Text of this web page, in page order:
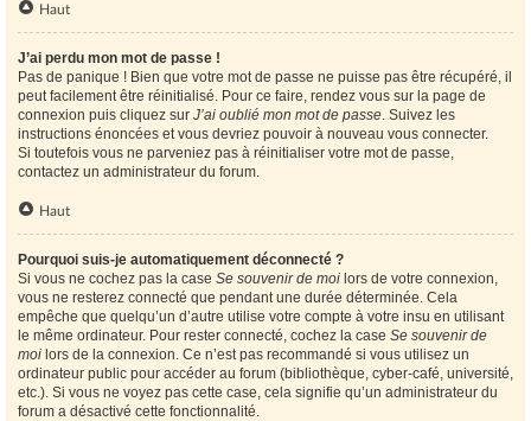
Haut
J’ai perdu mon mot de passe !
Pas de panique ! Bien que votre mot de passe ne puisse pas être récupéré, il
peut facilement être réinitialisé. Pour ce faire, rendez vous sur la page de
connexion puis cliquez sur J’ai oublié mon mot de passe. Suivez les
instructions énoncées et vous devriez pouvoir à nouveau vous connecter.
Si toutefois vous ne parveniez pas à réinitialiser votre mot de passe,
contactez un administrateur du forum.
Haut
Pourquoi suis-je automatiquement déconnecté ?
Si vous ne cochez pas la case Se souvenir de moi lors de votre connexion,
vous ne resterez connecté que pendant une durée déterminée. Cela
empêche que quelqu’un d’autre utilise votre compte à votre insu en utilisant
le même ordinateur. Pour rester connecté, cochez la case Se souvenir de
moi lors de la connexion. Ce n’est pas recommandé si vous utilisez un
ordinateur public pour accéder au forum (bibliothèque, cyber-café, université,
etc.). Si vous ne voyez pas cette case, cela signifie qu’un administrateur du
forum a désactivé cette fonctionnalité.